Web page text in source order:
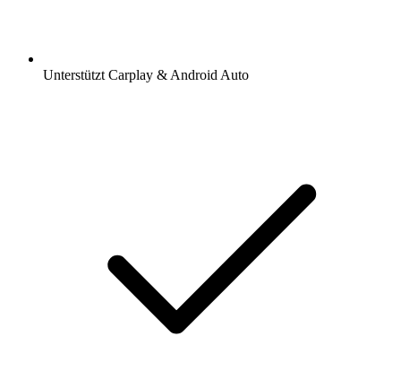
Unterstützt Carplay & Android Auto